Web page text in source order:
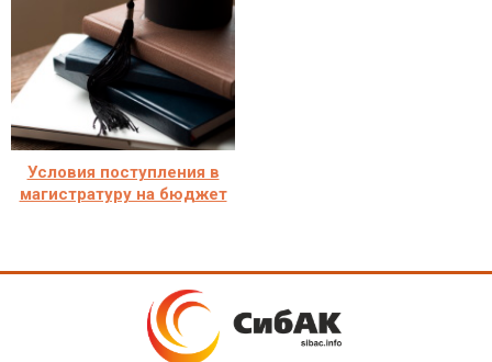
Условия поступления в
магистратуру на бюджет